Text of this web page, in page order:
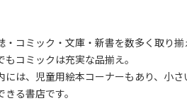
定番ギフト
オリジナル
コンテンツ
・コミック・文庫・新書を数多く取り揃
もコミックは充実な品揃え。
には、児童用絵本コーナーもあり、小
きる書店です。